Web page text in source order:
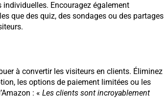
Encouragez également
que des quiz, des sondages ou des partages
à convertir les visiteurs en clients. Éliminez
les options de paiement limitées ou les
: « Les clients sont incroyablement